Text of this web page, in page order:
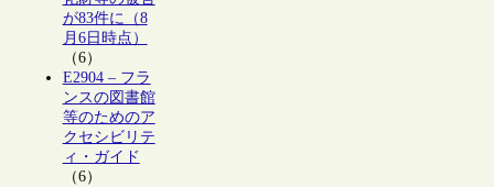
が83件に（8
月6日時点）
（6）
E2904 – フラ
ンスの図書館
等のためのア
クセシビリテ
ィ・ガイド
（6）